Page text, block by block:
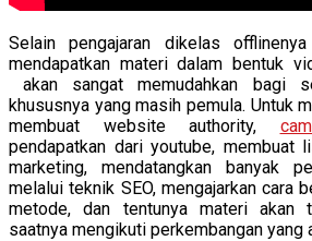
Selain pengajaran dikelas
mendapatkan materi dalam bentuk
akan sangat memudahkan bagi
khususnya yang masih pemula. Untuk
membuat website authority,
pendapatkan dari youtube, membuat
marketing, mendatangkan banyak
melalui teknik SEO, mengajarkan cara
metode, dan tentunya materi akan
saatnya mengikuti perkembangan yang